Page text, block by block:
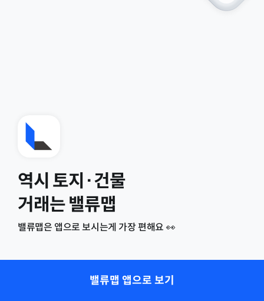
역시 토지·건물
거래는 밸류맵
밸류맵은 앱으로 보시는게 가장 편해요 👀
밸류맵 앱으로 보기